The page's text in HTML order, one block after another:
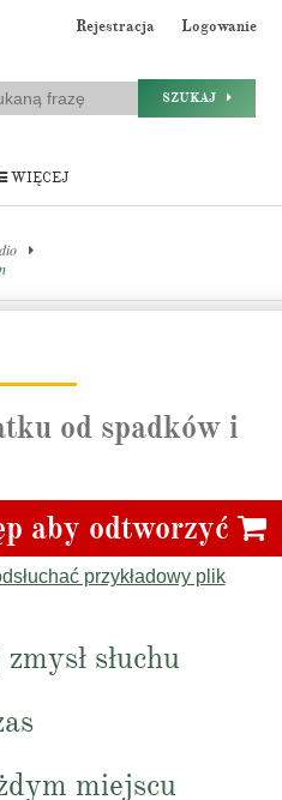
Rejestracja Logowanie
SZUKAJ
WIĘCEJ
od spadków i
aby odtworzyć
przykładowy plik
słuchu
miejscu